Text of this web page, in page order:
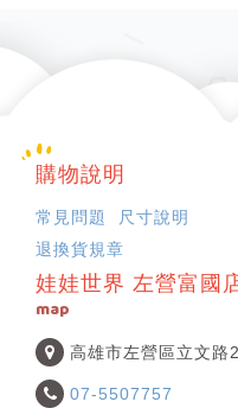
購物說明
常見問題
尺寸說明
退換貨規章
娃娃世界 左營富國
map
高雄市左營區立文路
07-5507757